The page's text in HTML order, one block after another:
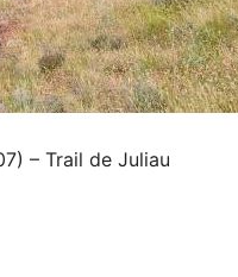
– Trail de Juliau